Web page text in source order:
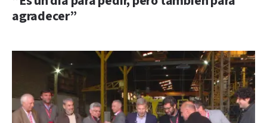
agradecer”